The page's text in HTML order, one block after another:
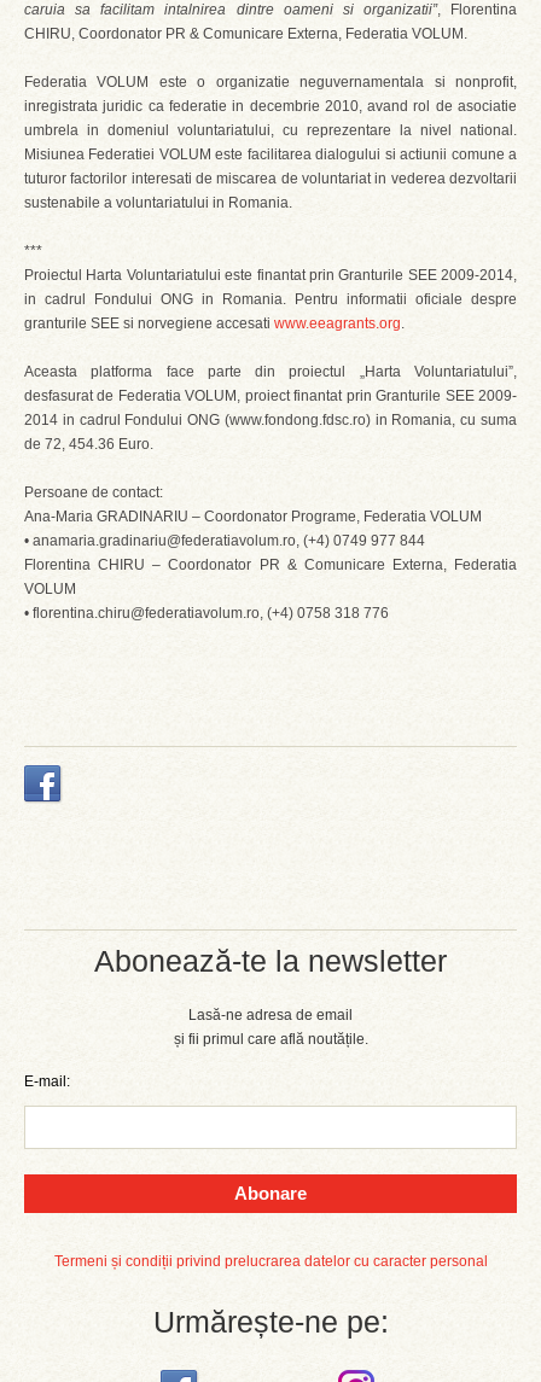
Abonează-te la newsletter
Lasă-ne adresa de email
și fii primul care află noutățile.
E-mail:
Abonare
Termeni și condiții privind prelucrarea datelor cu caracter personal
Urmărește-ne pe:
caruia sa facilitam intalnirea dintre oameni si organizatii”, Florentina
CHIRU, Coordonator PR & Comunicare Externa, Federatia VOLUM.
Federatia VOLUM este o organizatie neguvernamentala si nonprofit,
inregistrata juridic ca federatie in decembrie 2010, avand rol de asociatie
umbrela in domeniul voluntariatului, cu reprezentare la nivel national.
Misiunea Federatiei VOLUM este facilitarea dialogului si actiunii comune a
tuturor factorilor interesati de miscarea de voluntariat in vederea dezvoltarii
sustenabile a voluntariatului in Romania.
***
Proiectul Harta Voluntariatului este finantat prin Granturile SEE 2009-2014,
in cadrul Fondului ONG in Romania. Pentru informatii oficiale despre
granturile SEE si norvegiene accesati www.eeagrants.org.
Aceasta platforma face parte din proiectul „Harta Voluntariatului”,
desfasurat de Federatia VOLUM, proiect finantat prin Granturile SEE 2009-
2014 in cadrul Fondului ONG (www.fondong.fdsc.ro) in Romania, cu suma
de 72, 454.36 Euro.
Persoane de contact:
Ana-Maria GRADINARIU – Coordonator Programe, Federatia VOLUM
• anamaria.gradinariu@federatiavolum.ro, (+4) 0749 977 844
Florentina CHIRU – Coordonator PR & Comunicare Externa, Federatia
VOLUM
• florentina.chiru@federatiavolum.ro, (+4) 0758 318 776